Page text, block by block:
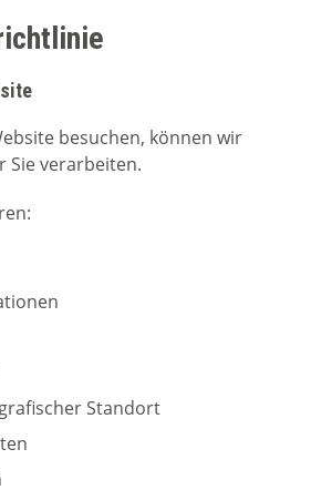
besuchen, können wir
Sie verarbeiten.
Standort